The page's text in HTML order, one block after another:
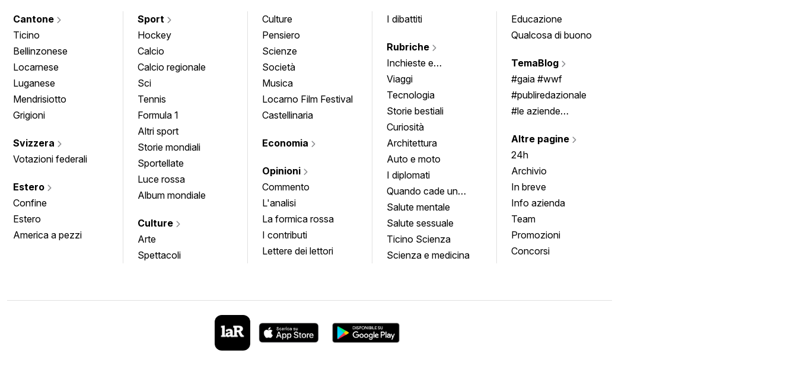
Cantone
Ticino
Bellinzonese
Locarnese
Luganese
Mendrisiotto
Grigioni
Svizzera
Votazioni federali
Estero
Confine
Estero
America a pezzi
Sport
Hockey
Calcio
Calcio regionale
Sci
Tennis
Formula 1
Altri sport
Storie mondiali
Sportellate
Luce rossa
Album mondiale
Culture
Arte
Spettacoli
Culture
Pensiero
Scienze
Società
Musica
Locarno Film Festival
Castellinaria
Economia
Opinioni
Commento
L'analisi
La formica rossa
I contributi
Lettere dei lettori
I dibattiti
Rubriche
Inchieste e
approfondimenti
Viaggi
Tecnologia
Storie bestiali
Curiosità
Architettura
Auto e moto
I diplomati
Quando cade un
quadro
Salute mentale
Salute sessuale
Ticino Scienza
Scienza e medicina
Educazione
Qualcosa di buono
TemaBlog
#gaia #wwf
#publiredazionale
#le aziende
Altre pagine
24h
Archivio
In breve
Info azienda
Team
Promozioni
Concorsi